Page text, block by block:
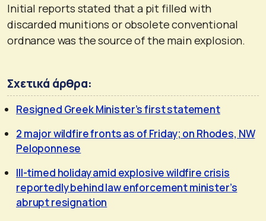
Initial reports stated that a pit filled with
discarded munitions or obsolete conventional
ordnance was the source of the main explosion.
Σχετικά άρθρα:
Resigned Greek Minister’s first statement
2 major wildfire fronts as of Friday; on Rhodes, NW
Peloponnese
Ill-timed holiday amid explosive wildfire crisis
reportedly behind law enforcement minister’s
abrupt resignation